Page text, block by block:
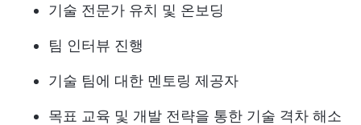
기술 전문가 유치 및 온보딩
팀 인터뷰 진행
기술 팀에 대한 멘토링 제공자
목표 교육 및 개발 전략을 통한 기술 격차 해소